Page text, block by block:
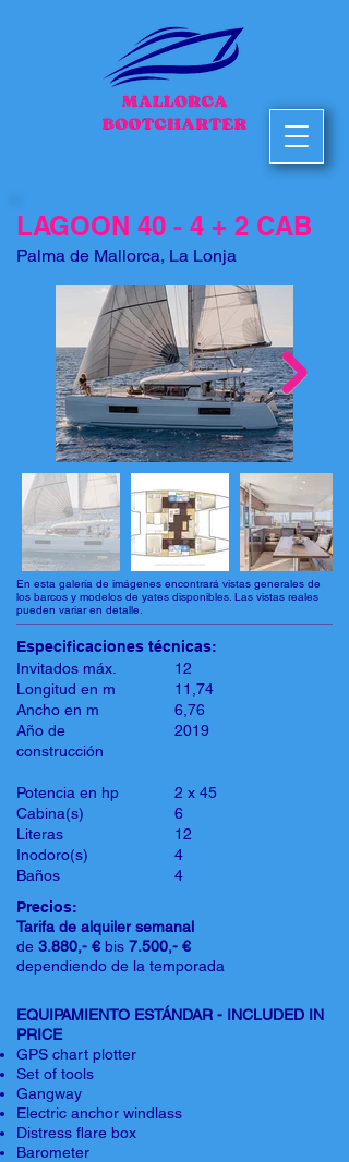
LAGOON 40 - 4 + 2 CAB
Palma de Mallorca, La Lonja
En esta galería de imágenes encontrará vistas generales de
los barcos y modelos de yates disponibles. Las vistas reales
pueden variar en detalle.
Especificaciones técnicas:
Invitados máx.
Longitud en m
Ancho en m
Año de
construcción
Potencia en hp
Cabina(s)
Literas
Inodoro(s)
Baños
12
11,74
6,76
2019
2 x 45
6
12
4
4
Precios:
Tarifa de alquiler semanal
de 3.880,- € bis 7.500,- €
dependiendo de la temporada
EQUIPAMIENTO ESTÁNDAR - INCLUDED IN
PRICE
GPS chart plotter
Set of tools
Gangway
Electric anchor windlass
Distress flare box
Barometer